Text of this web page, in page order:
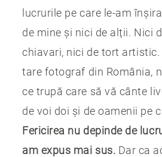
lucrurile pe care le-am
de mine și nici de alții. Nici
chiavari, nici de tort artistic.
tare fotograf din România,
ce trupă care să vă cânte
de voi doi și de oamenii pe
Fericirea nu depinde de
am expus mai sus. Dar ca